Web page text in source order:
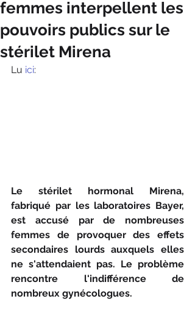
femmes interpellent les
pouvoirs publics sur le
stérilet Mirena
Lu ici:
Le stérilet hormonal Mirena,
fabriqué par les laboratoires Bayer,
est accusé par de nombreuses
femmes de provoquer des effets
secondaires lourds auxquels elles
ne s'attendaient pas. Le problème
rencontre l'indifférence de
nombreux gynécologues.